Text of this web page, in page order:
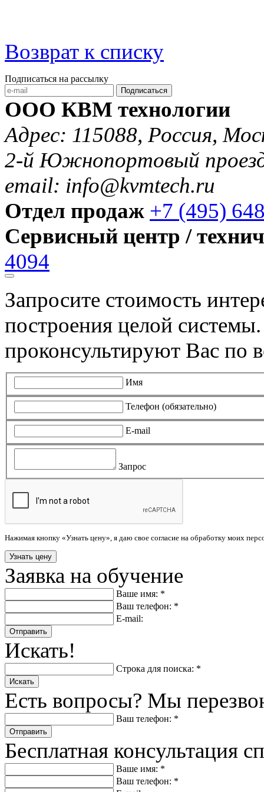
Возврат к списку
Подписаться на рассылку
Подписаться
ООО КВМ технологии
Адрес: 115088, Россия,
2-й Южнопортовый
email: info@kvmtech.ru
Отдел продаж +7 (495)
Сервисный центр /
4094
Запросите стоимость
построения целой
проконсультируют Вас по
Имя
Телефон (обязательно)
E-mail
Запрос
Нажимая кнопку «Узнать цену», я даю свое согласие на обработку моих
Заявка на обучение
Ваше имя: *
Ваш телефон: *
E-mail:
Отправить
Искать!
Строка для поиска: *
Искать
Есть вопросы? Мы
Ваш телефон: *
Отправить
Бесплатная консультация
Ваше имя: *
Ваш телефон: *